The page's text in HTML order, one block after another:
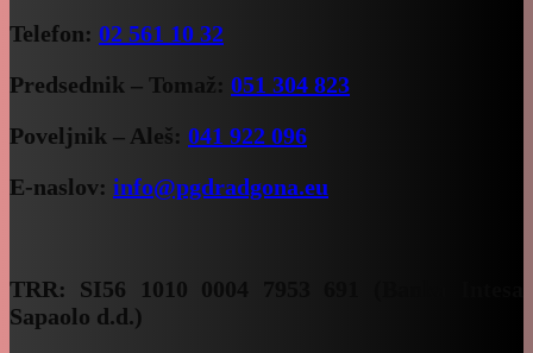
Telefon: 02 561 10 32
Predsednik – Tomaž: 051 304 823
Poveljnik – Aleš: 041 922 096
E-naslov: info@pgdradgona.eu
TRR: SI56 1010 0004 7953 691 (Banka Intesa
Sapaolo d.d.)